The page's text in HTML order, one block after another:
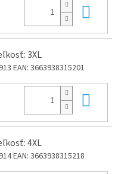
3XL
EAN: 3663938315201
4XL
EAN: 3663938315218